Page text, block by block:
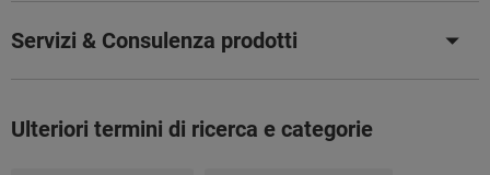
Servizi & Consulenza prodotti
Ulteriori termini di ricerca e categorie